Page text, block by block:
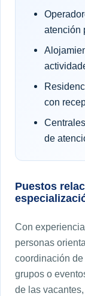
atención
con
de
Puestos
Con
personas
coordinación
grupos o
de las